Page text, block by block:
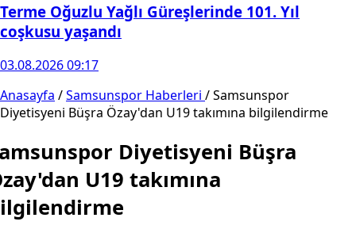
Terme Oğuzlu Yağlı Güreşlerinde 101. Yıl
coşkusu yaşandı
03.08.2026 09:17
Anasayfa /Samsunspor Haberleri /Samsunspor
Diyetisyeni Büşra Özay'dan U19 takımına bilgilendirme
Diyetisyeni Büşra
U19 takımına